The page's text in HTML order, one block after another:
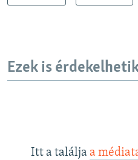
Ezek is
Itt a találja a